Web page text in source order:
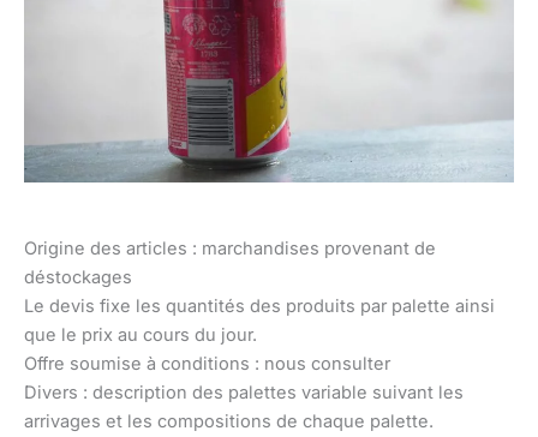
Origine des articles : marchandises provenant de
déstockages
Le devis fixe les quantités des produits par palette ainsi
que le prix au cours du jour.
Offre soumise à conditions : nous consulter
Divers : description des palettes variable suivant les
arrivages et les compositions de chaque palette.